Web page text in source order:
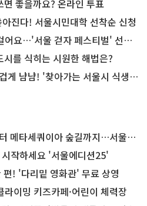
좋을까요? 온라인 투표
진다! 서울시민대학 선착순 신청
서울 걷자 페스티벌' 선착순 5천명
를 식히는 시원한 해법은?
냠! '찾아가는 서울시 식생활 교육' 현장
쿼이아 숲길까지…서울둘레길 15코스
작하세요 '서울에디션25'
! '다리밑 영화관' 무료 상영
이밍 키즈카페·어린이 체력장